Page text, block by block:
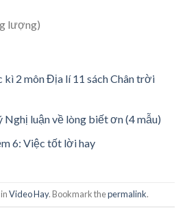
lượng)
2 môn Địa lí 11 sách Chân trời
Nghị luận về lòng biết ơn (4 mẫu)
6: Việc tốt lời hay
Video Hay. Bookmark thepermalink.